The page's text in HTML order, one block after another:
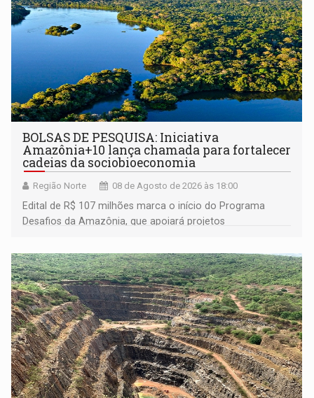
BOLSAS DE PESQUISA: Iniciativa
Amazônia+10 lança chamada para fortalecer
cadeias da sociobioeconomia
Região Norte 08 de Agosto de 2026 às 18:00
Edital de R$ 107 milhões marca o início do Programa
Desafios da Amazônia, que apoiará projetos
submissão de pré-propostas poderá ser feita até 1º de
setembro